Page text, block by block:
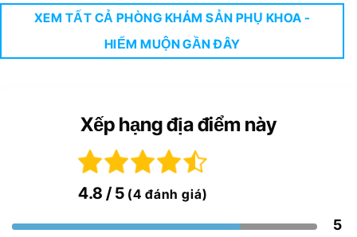
XEM TẤT CẢ PHÒNG KHÁM SẢN PHỤ KHOA -
HIẾM MUỘN GẦN ĐÂY
Xếp hạng địa điểm này
4.8 / 5 (4 đánh giá)
5